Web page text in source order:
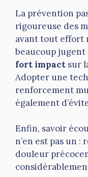
La prévention
rigoureuse des
avant tout effort
beaucoup jugent
fort impact sur
Adopter une
renforcement
également
Enfin, savoir
n’en est pas un
douleur